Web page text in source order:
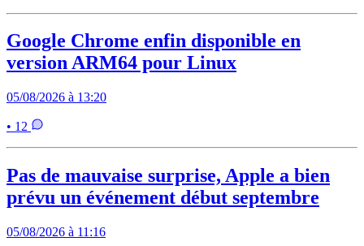
Google Chrome enfin disponible en
version ARM64 pour Linux
05/08/2026 à 13:20
• 12
Pas de mauvaise surprise, Apple a bien
prévu un événement début septembre
05/08/2026 à 11:16